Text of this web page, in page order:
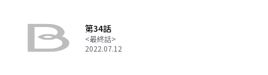
第34話
<最終話>
2022.07.12